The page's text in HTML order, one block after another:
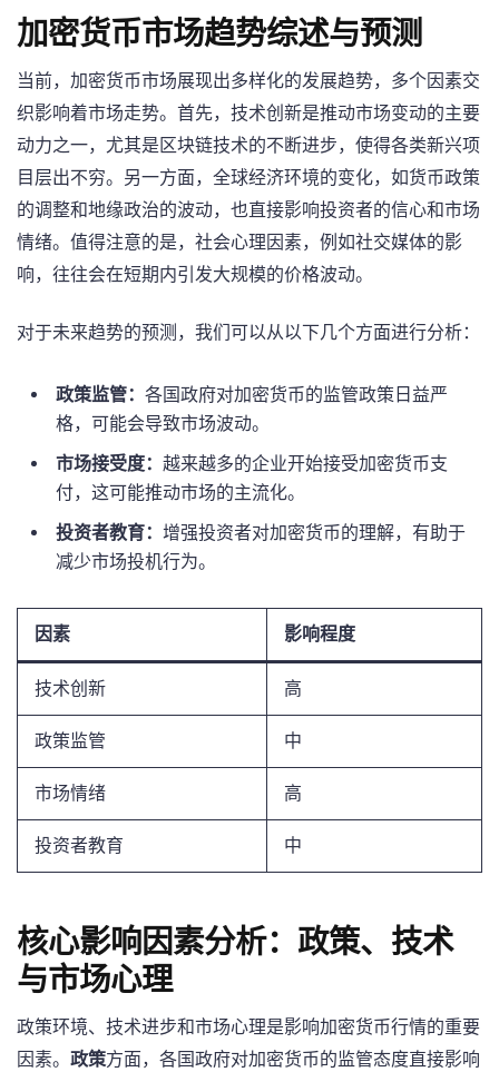
加密货币市场趋势综述与预测
当前，加密货币市场展现出多样化的发展趋势，多个因素交
织影响着市场走势。首先，技术创新是推动市场变动的主要
动力之一，尤其是区块链技术的不断进步，使得各类新兴项
目层出不穷。另一方面，全球经济环境的变化，如货币政策
的调整和地缘政治的波动，也直接影响投资者的信心和市场
情绪。值得注意的是，社会心理因素，例如社交媒体的影
响，往往会在短期内引发大规模的价格波动。
对于未来趋势的预测，我们可以从以下几个方面进行分析：
政策监管： 各国政府对加密货币的监管政策日益严
格，可能会导致市场波动。
市场接受度： 越来越多的企业开始接受加密货币支
付，这可能推动市场的主流化。
投资者教育： 增强投资者对加密货币的理解，有助于
减少市场投机行为。
因素 影响程度
技术创新 高
政策监管 中
市场情绪 高
投资者教育 中
核心影响因素分析：政策、技术
与市场心理
政策环境、技术进步和市场心理是影响加密货币行情的重要
因素。 政策方面，各国政府对加密货币的监管态度直接影响